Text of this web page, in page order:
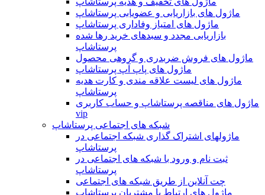
ماژول های بازاریابی و عضویابی پرستاشاپ
ماژول های امتیاز وفاداری پرستاشاپ
بازاریابی مجدد و سبدهای خرید رها شده
پرستاشاپ
ماژول های فروش ضربدری و گروهی محصول
ماژول های پاپ آپ پرستاشاپ
ماژول های لیست علاقه مندی و کارت هدیه
پرستاشاپ
ماژول های مناقصه پرستاشاپ و حساب کاربری
vip
شبکه های اجتماعی پرستاشاپ
ماژولهای اشتراک‌ گذاری شبکه اجتماعی در
پرستاشاپ
ثبت نام و ورود با شبکه های اجتماعی در
پرستاشاپ
چت آنلاین از طریق شبکه های اجتماعی
ماژول های ارتباط با مشتریان پرستاشاپ